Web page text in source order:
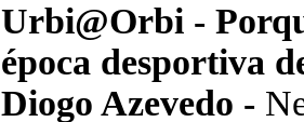
Urbi@Orbi -
época desportiva
Diogo Azevedo -